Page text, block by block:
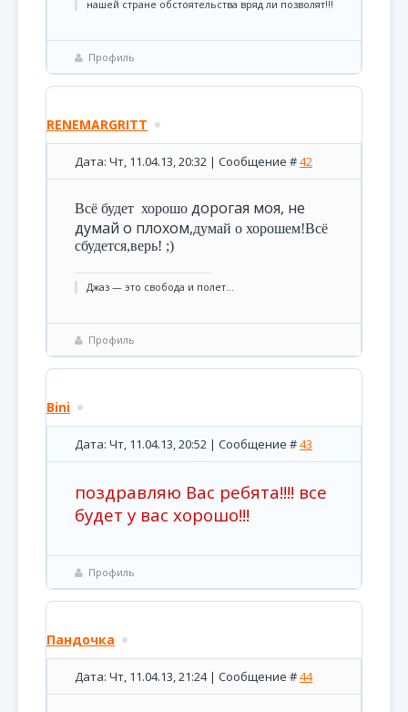
нашей стране обстоятельства вряд ли позволят!!!
Профиль
RENEMARGRITT
Дата: Чт, 11.04.13, 20:32 | Сообщение #42
Всё будет хорошо дорогая моя, не
думай о плохом,думай о хорошем!Всё
сбудется,верь! ;)
Джаз — это свобода и полет...
Профиль
Bini
Дата: Чт, 11.04.13, 20:52 | Сообщение #43
поздравляю Вас ребята!!!! все
будет у вас хорошо!!!
Профиль
Пандочка
Дата: Чт, 11.04.13, 21:24 | Сообщение #44